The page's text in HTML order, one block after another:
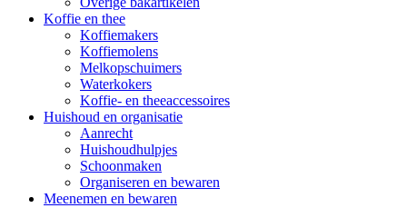
Koffie en thee
Koffiemakers
Koffiemolens
Melkopschuimers
Waterkokers
Koffie- en theeaccessoires
Huishoud en organisatie
Aanrecht
Huishoudhulpjes
Schoonmaken
Organiseren en bewaren
Meenemen en bewaren